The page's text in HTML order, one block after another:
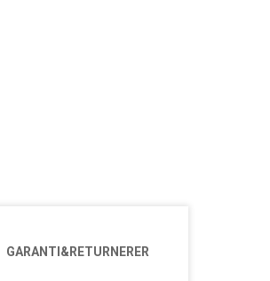
GARANTI&RETURNERER